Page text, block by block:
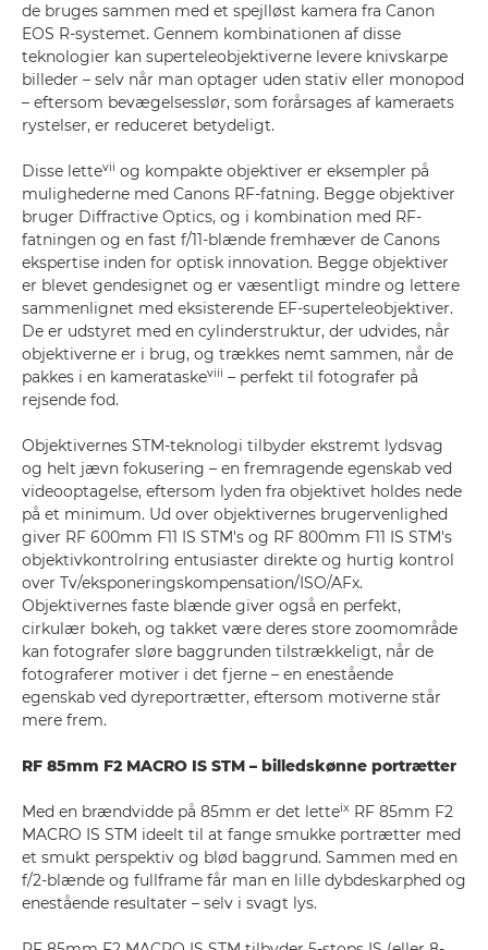
de bruges sammen med et spejlløst kamera fra Canon
EOS R-systemet. Gennem kombinationen af disse
teknologier kan superteleobjektiverne levere knivskarpe
billeder – selv når man optager uden stativ eller monopod
– eftersom bevægelsesslør, som forårsages af kameraets
rystelser, er reduceret betydeligt.
Disse lettevii og kompakte objektiver er eksempler på
mulighederne med Canons RF-fatning. Begge objektiver
bruger Diffractive Optics, og i kombination med RF-
fatningen og en fast f/11-blænde fremhæver de Canons
ekspertise inden for optisk innovation. Begge objektiver
er blevet gendesignet og er væsentligt mindre og lettere
sammenlignet med eksisterende EF-superteleobjektiver.
De er udstyret med en cylinderstruktur, der udvides, når
objektiverne er i brug, og trækkes nemt sammen, når de
pakkes i en kamerataskeviii – perfekt til fotografer på
rejsende fod.
Objektivernes STM-teknologi tilbyder ekstremt lydsvag
og helt jævn fokusering – en fremragende egenskab ved
videooptagelse, eftersom lyden fra objektivet holdes nede
på et minimum. Ud over objektivernes brugervenlighed
giver RF 600mm F11 IS STM's og RF 800mm F11 IS STM's
objektivkontrolring entusiaster direkte og hurtig kontrol
over Tv/eksponeringskompensation/ISO/AFx.
Objektivernes faste blænde giver også en perfekt,
cirkulær bokeh, og takket være deres store zoomområde
kan fotografer sløre baggrunden tilstrækkeligt, når de
fotograferer motiver i det fjerne – en enestående
egenskab ved dyreportrætter, eftersom motiverne står
mere frem.
RF 85mm F2 MACRO IS STM – billedskønne portrætter
Med en brændvidde på 85mm er det letteix RF 85mm F2
MACRO IS STM ideelt til at fange smukke portrætter med
et smukt perspektiv og blød baggrund. Sammen med en
f/2-blænde og fullframe får man en lille dybdeskarphed og
enestående resultater – selv i svagt lys.